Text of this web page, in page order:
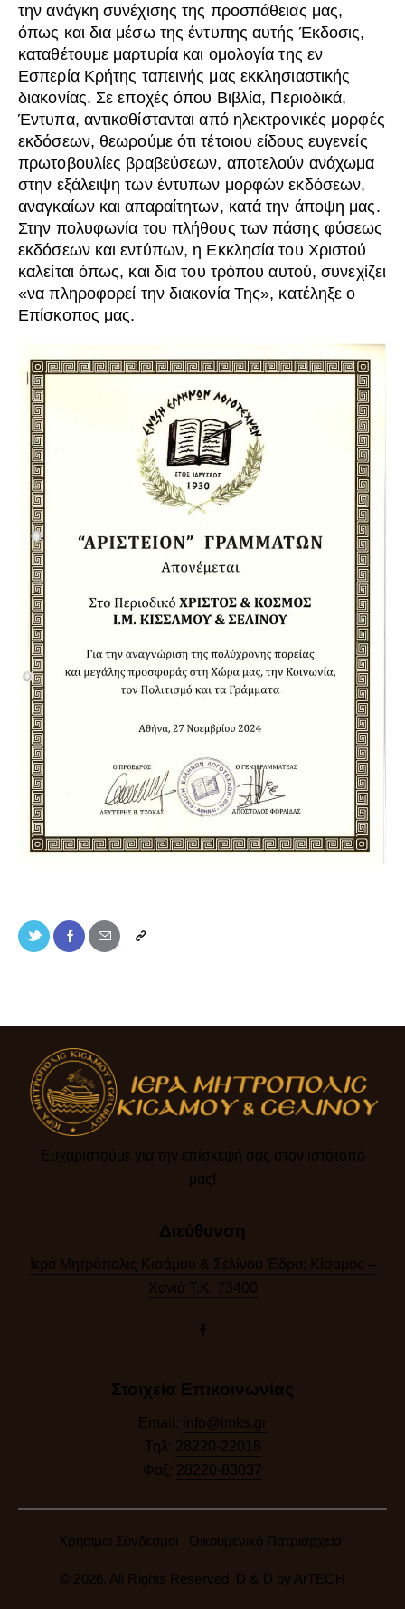
την ανάγκη συνέχισης της προσπάθειας μας,
όπως και δια μέσω της έντυπης αυτής Έκδοσις,
καταθέτουμε μαρτυρία και ομολογία της εν
Εσπερία Κρήτης ταπεινής μας εκκλησιαστικής
διακονίας. Σε εποχές όπου Βιβλία, Περιοδικά,
Έντυπα, αντικαθίστανται από ηλεκτρονικές μορφές
εκδόσεων, θεωρούμε ότι τέτοιου είδους ευγενείς
πρωτοβουλίες βραβεύσεων, αποτελούν ανάχωμα
στην εξάλειψη των έντυπων μορφών εκδόσεων,
αναγκαίων και απαραίτητων, κατά την άποψη μας.
Στην πολυφωνία του πλήθους των πάσης φύσεως
εκδόσεων και εντύπων, η Εκκλησία του Χριστού
καλείται όπως, και δια του τρόπου αυτού, συνεχίζει
«να πληροφορεί την διακονία Της», κατέληξε ο
Επίσκοπος μας.
Ευχαριστούμε για την επίσκεψή σας στον ιστότοπό
μας!​
Διεύθυνση
Ιερά Μητρόπολις Κισάμου & Σελίνου Έδρα: Κίσαμος –
Χανιά Τ.Κ. 73400
Στοιχεία Επικοινωνίας
Email: info@imks.gr
Τηλ: 28220-22018
Φαξ: 28220-83037
Χρήσιμοι Σύνδεσμοι Οικουμενικό Πατριαρχείο
© 2026. All Rights Reserved. D & D by ArTECH